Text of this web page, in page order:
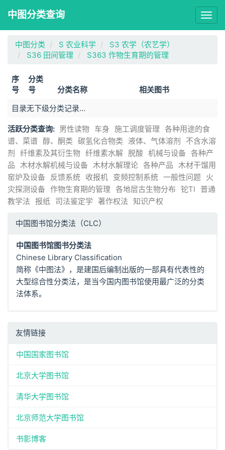
中图分类查询
中图分类 S 农业科学
S3 农学（农艺学）
S36 田间管理
S363 作物生育期的管理
序
号
分类
号
分类名称
相关图书
目录无下级分类记录...
活跃分类查询: 男性读物 车身 施工调度管理 各种用途的食
谱、菜谱 醇、酮类 碳氢化合物类 液体、气体溶剂
不含水溶
剂 纤维素及其衍生物 纤维素水解 脱酸 机械与设备 各种产
品 木材水解机械与设备 木材水解理论 各种产品 木材干馏用
窑炉及设备 反馈系统 收报机 变频控制系统 一般性问题 火
灾探测设备 作物生育期的管理 各地层古生物分布 铊Tl 普通
教学法 报纸 司法鉴定学 著作权法 知识产权
中国图书馆分类法（CLC）
中国图书馆图书分类法
Chinese Library Classification
简称《中图法》，是建国后编制出版的一部具有代表性的
大型综合性分类法，是当今国内图书馆使用最广泛的分类
法体系。
友情链接
中国国家图书馆
北京大学图书馆
清华大学图书馆
北京师范大学图书馆
书影博客